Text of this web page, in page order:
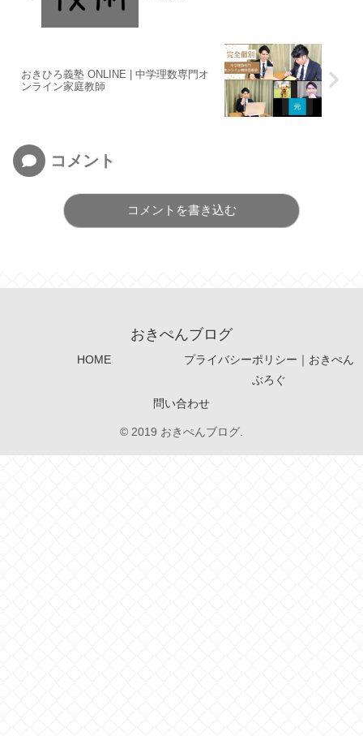
おきひろ義塾 ONLINE | 中学理数専門オ
ンライン家庭教師
コメント
コメントを書き込む
おきぺんブログ
HOME
プライバシーポリシー｜おきぺん
ぶろぐ
問い合わせ
© 2019 おきぺんブログ.